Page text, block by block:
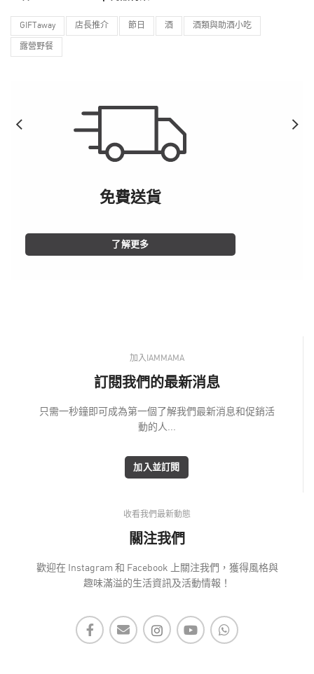
GIFTaway 店長推介 節日 酒 酒類與助酒小吃
露營野餐
免費送貨
了解更多
加入IAMMAMA
訂閱我們的最新消息
只需一秒鐘即可成為第一個了解我們最新消息和促銷活
動的人...
加入並訂閱
收看我們最新動態
關注我們
歡迎在 Instagram 和 Facebook 上關注我們，獲得風格與
趣味滿溢的生活資訊及活動情報！